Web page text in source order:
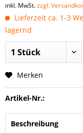
inkl. MwSt.zzgl.
Lieferzeit ca. 1-3
lagernd
Merken
Artikel-Nr.:
Beschreibung